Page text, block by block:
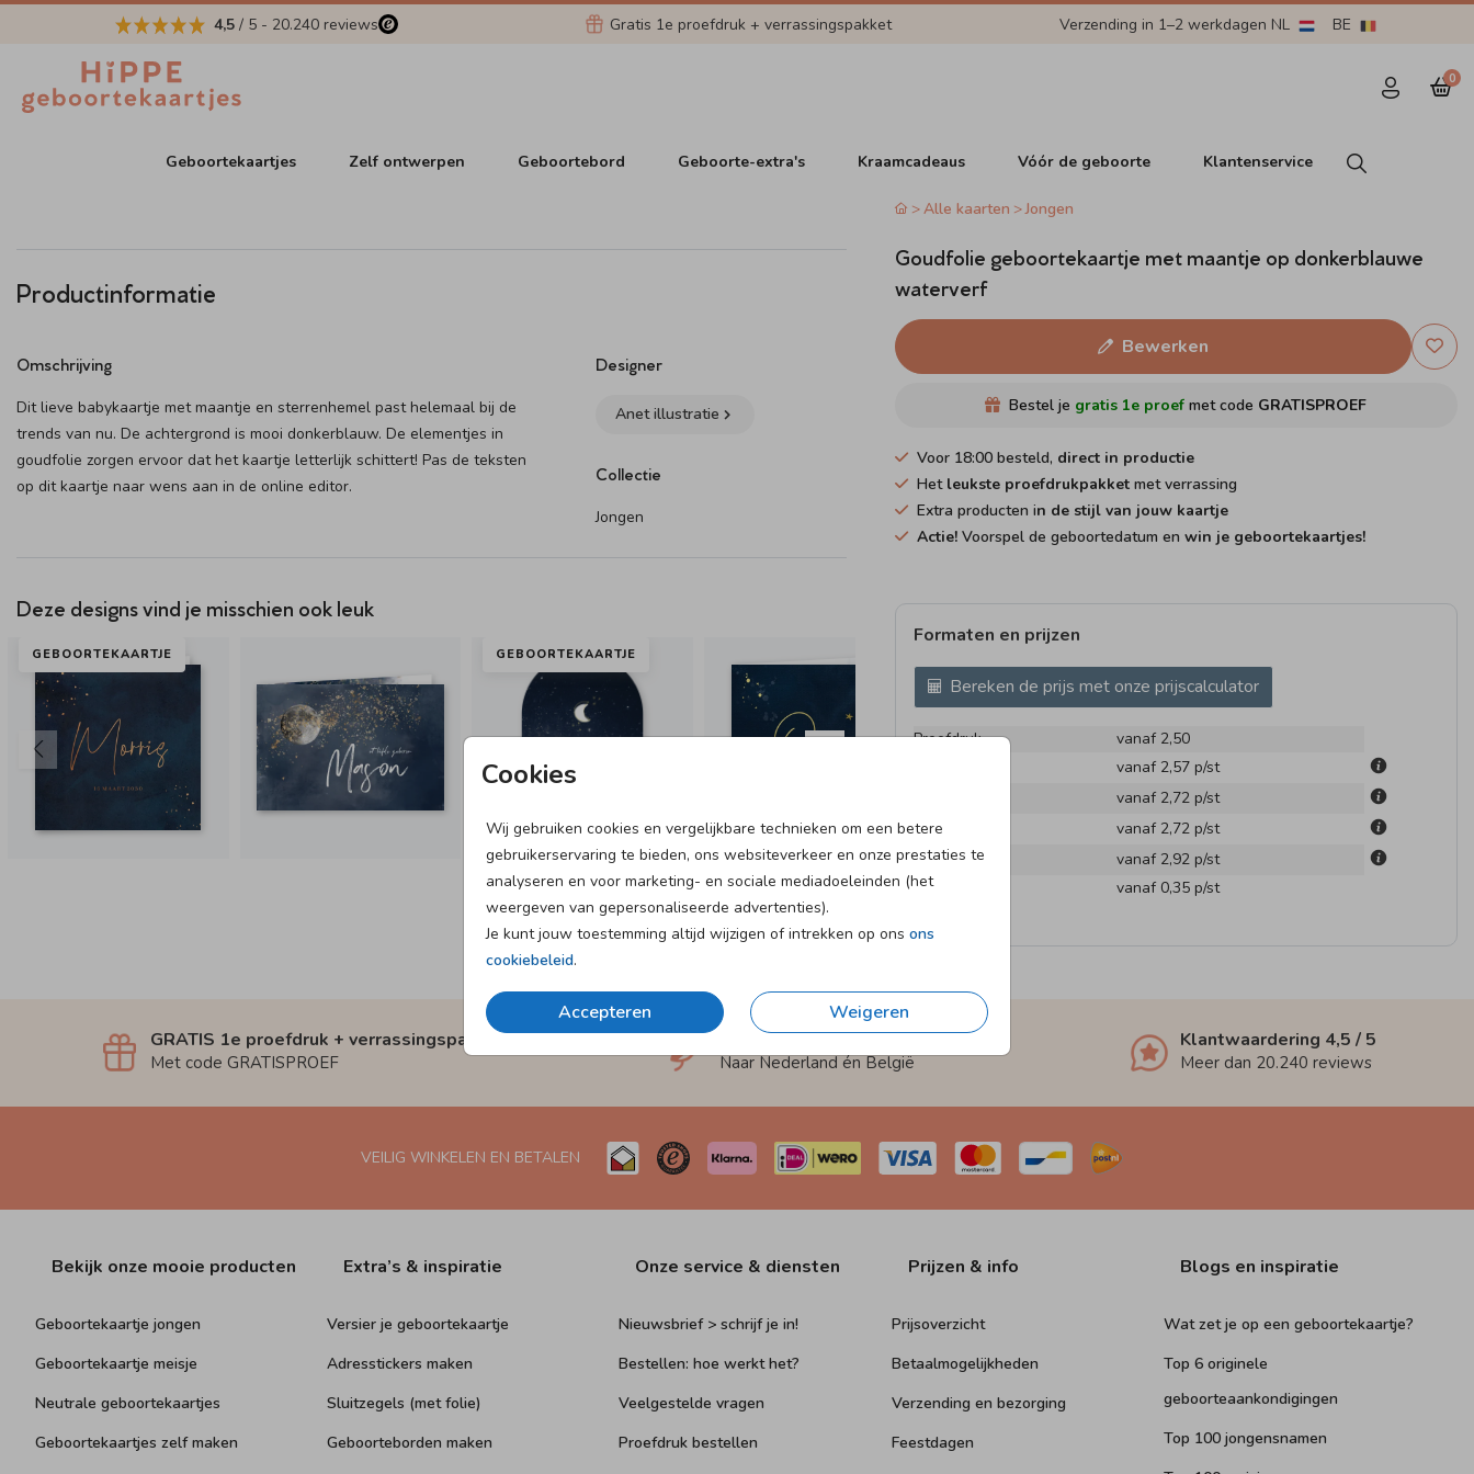
4,5 / 5 - 20.240 reviews Gratis 1e proefdruk + verrassingspakket Verzending in 1–2 werkdagen NL BE
0
Geboortekaartjes Zelf ontwerpen Geboortebord Geboorte-extra's Kraamcadeaus Vóór de geboorte Klantenservice
Cookies
Wij gebruiken cookies en vergelijkbare technieken om een betere
gebruikerservaring te bieden, ons websiteverkeer en onze prestaties te
analyseren en voor marketing- en sociale mediadoeleinden (het
weergeven van gepersonaliseerde advertenties).
Je kunt jouw toestemming altijd wijzigen of intrekken op ons ons
cookiebeleid.
Accepteren Weigeren
Productinformatie
Omschrijving
Dit lieve babykaartje met maantje en sterrenhemel past helemaal bij de
trends van nu. De achtergrond is mooi donkerblauw. De elementjes in
goudfolie zorgen ervoor dat het kaartje letterlijk schittert! Pas de teksten
op dit kaartje naar wens aan in de online editor.
Designer
Anet illustratie
Collectie
Jongen
Deze designs vind je misschien ook leuk
GEBOORTEKAARTJE GEBOORTEKAARTJE
Alle kaarten Jongen
Goudfolie geboortekaartje met maantje op donkerblauwe
waterverf
Bewerken
Bestel je gratis 1e proef met code GRATISPROEF
Voor 18:00 besteld, direct in productie
Het leukste proefdrukpakketmet verrassing
Extra producten in de stijl van jouw kaartje
Actie!Voorspel de geboortedatum en win je geboortekaartjes!
Formaten en prijzen
Bereken de prijs met onze prijscalculator
Proefdruk
vanaf 2,50
vanaf 2,57 p/st
vanaf 2,72 p/st
13 × 13 cm
vanaf 2,72 p/st
15 × 15 cm
vanaf 2,92 p/st
Enveloppen
vanaf 0,35 p/st
GRATIS 1e proefdruk + verrassingspakket
Met code GRATISPROEF
Verzending in 1-2 werkdagen
Naar Nederland én België
Klantwaardering 4,5 / 5
Meer dan 20.240 reviews
VEILIG WINKELEN EN BETALEN
Bekijk onze mooie producten
Geboortekaartje jongen
Geboortekaartje meisje
Neutrale geboortekaartjes
Geboortekaartjes zelf maken
Extra’s & inspiratie
Versier je geboortekaartje
Adresstickers maken
Sluitzegels (met folie)
Geboorteborden maken
Onze service & diensten
Nieuwsbrief > schrijf je in!
Bestellen: hoe werkt het?
Veelgestelde vragen
Proefdruk bestellen
Prijzen & info
Prijsoverzicht
Betaalmogelijkheden
Verzending en bezorging
Feestdagen
Blogs en inspiratie
Wat zet je op een geboortekaartje?
Top 6 originele
geboorteaankondigingen
Top 100 jongensnamen